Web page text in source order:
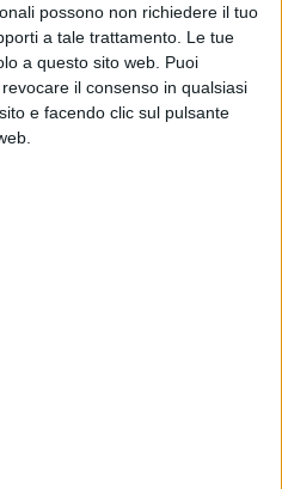
possono non richiedere il tuo
a tale trattamento. Le tue
a questo sito web. Puoi
il consenso in qualsiasi
e facendo clic sul pulsante
ancora una volta se
& The Untouchable
rinnovata, si
alle partiture per
ancora una volta
descrive questo